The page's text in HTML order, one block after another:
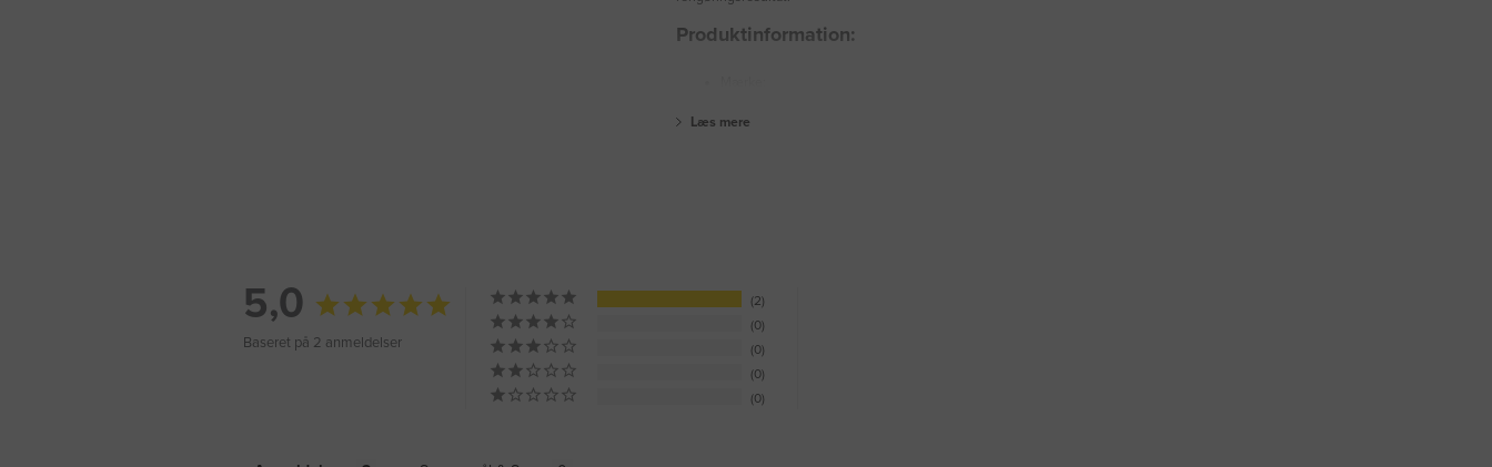
Produktinformation:
Læs mere
5,0
Baseret på 2 anmeldelser
2
0
0
0
0